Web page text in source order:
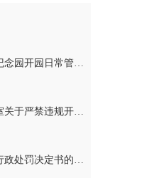
关于沅陵县湘西剿匪烈士纪念园开园日常管理规定（草案）公开征求意见的公告
沅陵县人民政府征兵办公室关于严禁违规开展 涉征兵商业化培训的公告
关于将依法作出交通管理行政处罚决定书的公告